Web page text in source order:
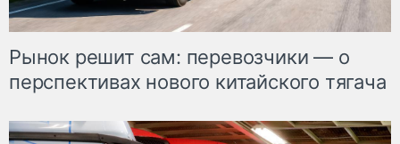
Рынок решит сам: перевозчики — о
перспективах нового китайского тягача